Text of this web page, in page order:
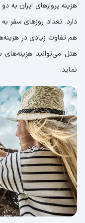
هزینه پروازهای ایران به
هم تفاوت زیادی در
هتل می‌توانید
نماید.